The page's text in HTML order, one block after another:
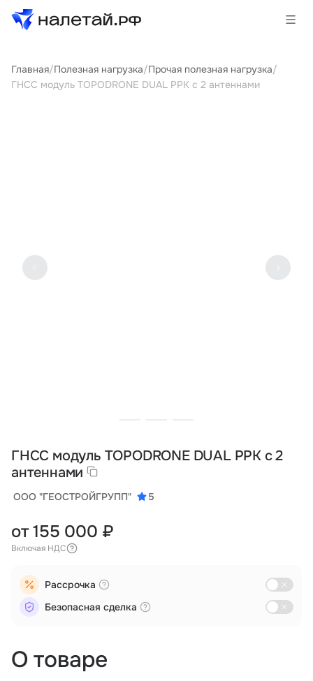
Товары
Поставщикам
Государственные программы
Главная/Полезная нагрузка/Прочая полезная нагрузка/
ГНСС модуль TOPODRONE DUAL PPK с 2 антеннами
О товаре
ГНСС модуль TOPODRONE DUAL PPK с 2
антеннами
ООО "ГЕОСТРОЙГРУПП" 5
от 155 000 ₽
Включая НДС
Рассрочка
Безопасная сделка